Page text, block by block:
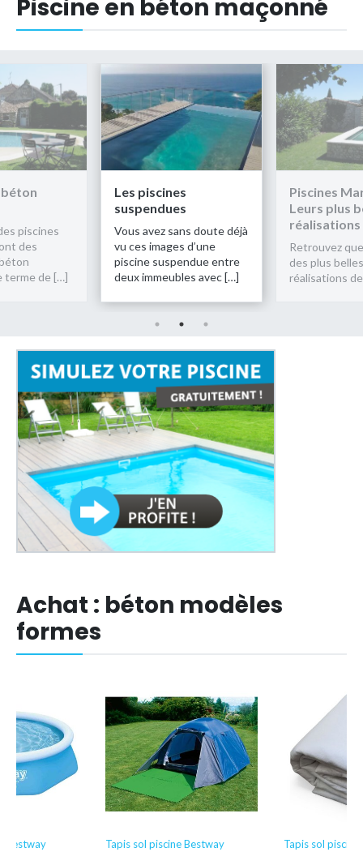
Piscine en béton maçonné
Les piscines
Vous avez sans doute déjà
vu ces images d’une
piscine suspendue entre
deux immeubles avec […]
Piscines Marinal -
Leurs plus belles
réalisations
Retrouvez quelques une
des plus belles
réalisations de […]
Achat : béton modèles
formes
Bestway Tapis sol piscine Bestway Tapis sol